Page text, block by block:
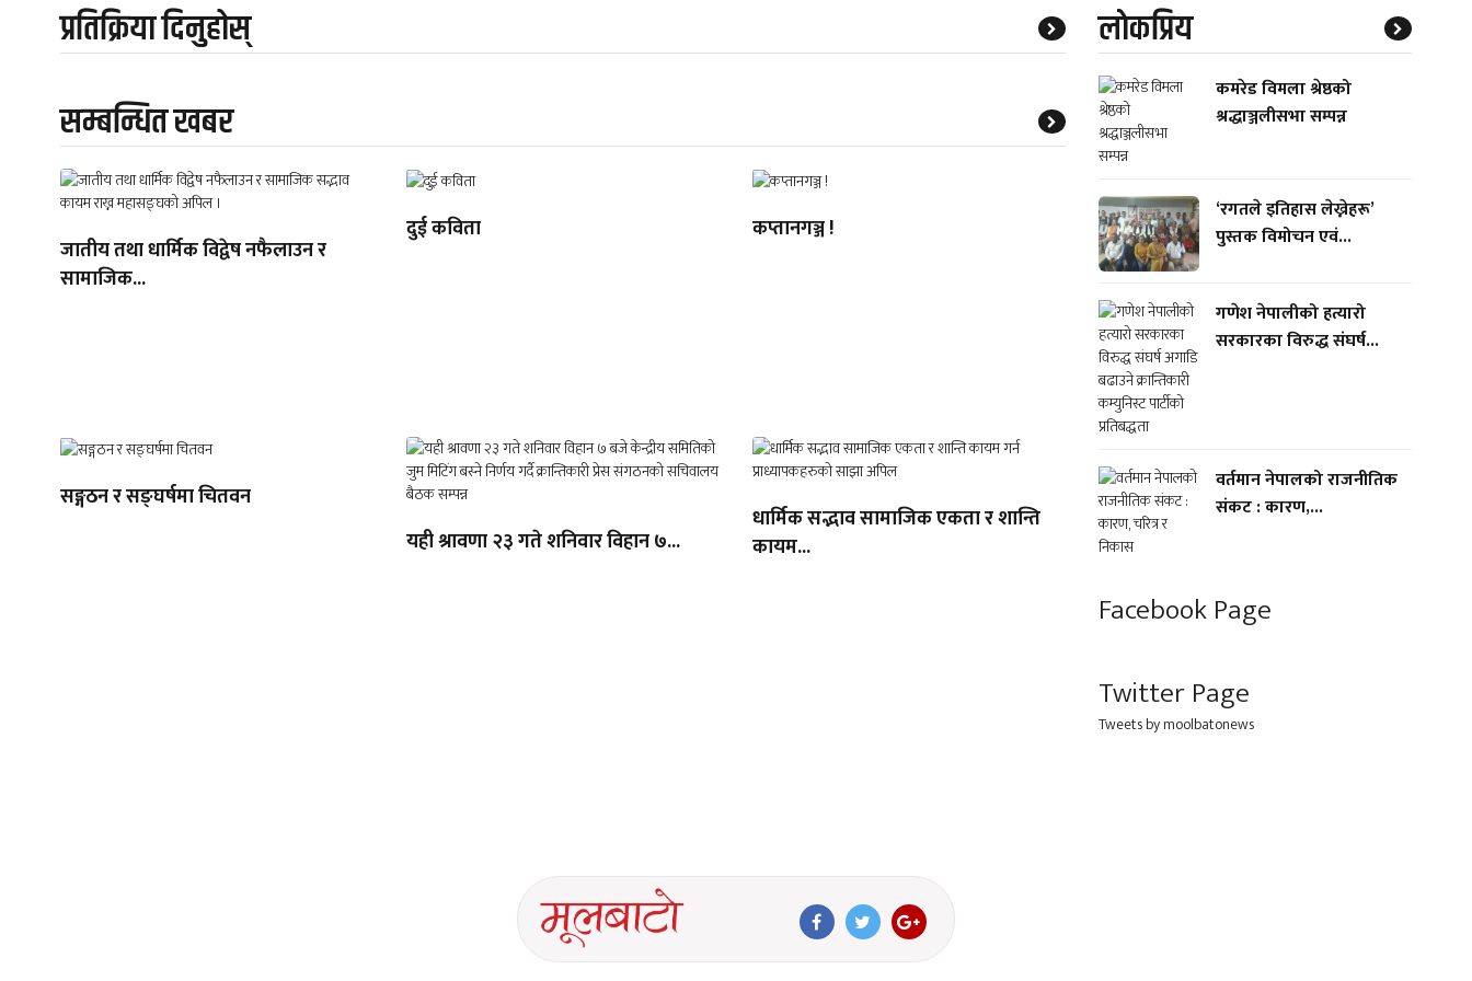
प्रतिक्रिया दिनुहोस्
सम्बन्धित खबर
जातीय तथा धार्मिक विद्वेष नफैलाउन र
सामाजिक...
दुई कविता कप्तानगञ्ज !
सङ्गठन र सङ्घर्षमा चितवन
यही श्रावणा २३ गते शनिवार विहान ७...
धार्मिक सद्भाव सामाजिक एकता र शान्ति
कायम...
लाेकप्रिय
कमरेड विमला श्रेष्ठको
श्रद्धाञ्जलीसभा सम्पन्न
‘रगतले इतिहास लेख्नेहरू’
पुस्तक विमोचन एवं...
गणेश नेपालीको हत्यारो
सरकारका विरुद्ध संघर्ष...
वर्तमान नेपालको राजनीतिक
संकट : कारण,...
Facebook Page
Twitter Page
Tweets by moolbatonews